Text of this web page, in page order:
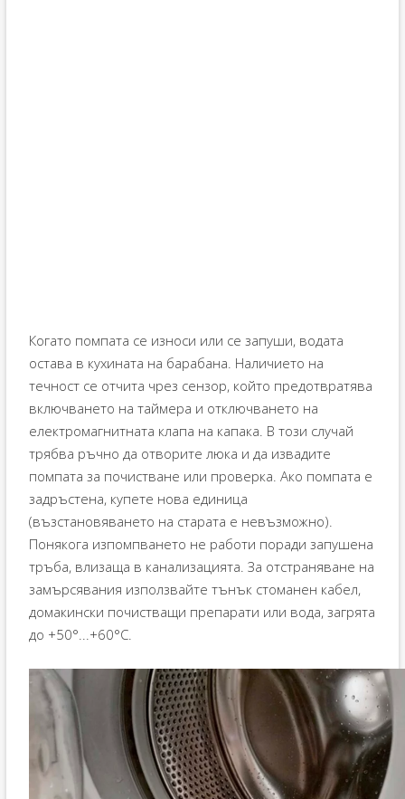
Когато помпата се износи или се запуши, водата
остава в кухината на барабана. Наличието на
течност се отчита чрез сензор, който предотвратява
включването на таймера и отключването на
електромагнитната клапа на капака. В този случай
трябва ръчно да отворите люка и да извадите
помпата за почистване или проверка. Ако помпата е
задръстена, купете нова единица
(възстановяването на старата е невъзможно).
Понякога изпомпването не работи поради запушена
тръба, влизаща в канализацията. За отстраняване на
замърсявания използвайте тънък стоманен кабел,
домакински почистващи препарати или вода, загрята
до +50°...+60°C.